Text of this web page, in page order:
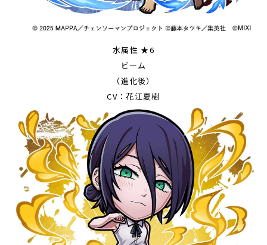
水属性 ★6
ビーム
（進化後）
CV：花江夏樹